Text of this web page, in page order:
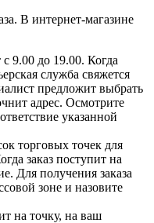
В интернет-магазине
с 9.00 до 19.00. Когда
служба свяжется
предложит выбрать
адрес. Осмотрите
указанной
торговых точек для
заказ поступит на
Для получения заказа
зоне и назовите
на точку, на ваш